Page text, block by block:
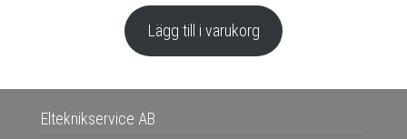
Lägg till i varukorg
Elteknikservice AB